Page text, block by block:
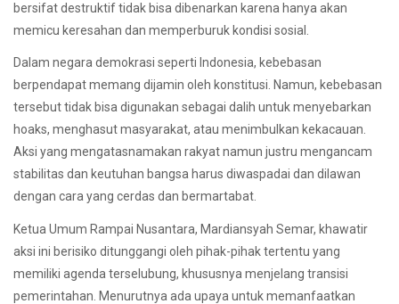
bersifat destruktif tidak bisa dibenarkan karena hanya akan
memicu keresahan dan memperburuk kondisi sosial.
Dalam negara demokrasi seperti Indonesia, kebebasan
berpendapat memang dijamin oleh konstitusi. Namun, kebebasan
tersebut tidak bisa digunakan sebagai dalih untuk menyebarkan
hoaks, menghasut masyarakat, atau menimbulkan kekacauan.
Aksi yang mengatasnamakan rakyat namun justru mengancam
stabilitas dan keutuhan bangsa harus diwaspadai dan dilawan
dengan cara yang cerdas dan bermartabat.
Ketua Umum Rampai Nusantara, Mardiansyah Semar, khawatir
aksi ini berisiko ditunggangi oleh pihak-pihak tertentu yang
memiliki agenda terselubung, khususnya menjelang transisi
pemerintahan. Menurutnya ada upaya untuk memanfaatkan